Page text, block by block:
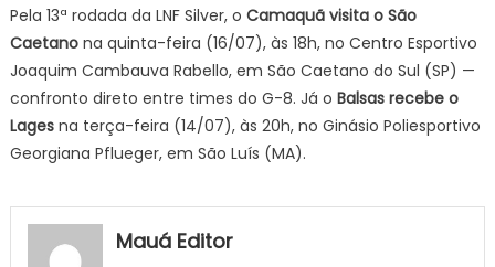
Pela 13ª rodada da LNF Silver, o Camaquã visita o São
Caetanona quinta-feira (16/07), às 18h, no Centro Esportivo
Joaquim Cambauva Rabello, em São Caetano do Sul (SP) —
confronto direto entre times do G-8. Já o Balsas recebe o
Lagesna terça-feira (14/07), às 20h, no Ginásio Poliesportivo
Georgiana Pflueger, em São Luís (MA).
Mauá Editor